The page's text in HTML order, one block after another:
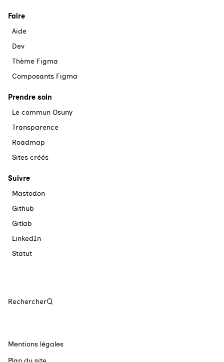
Faire
Aide
Dev
Thème Figma
Composants Figma
Prendre soin
Le commun Osuny
Transparence
Roadmap
Sites créés
Suivre
Mastodon
Github
Gitlab
LinkedIn
Statut
Rechercher
Mentions légales